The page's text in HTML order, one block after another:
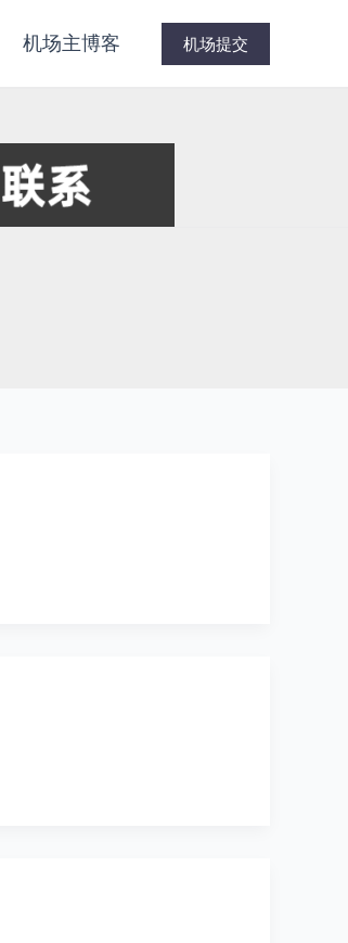
机场主博客 机场提交